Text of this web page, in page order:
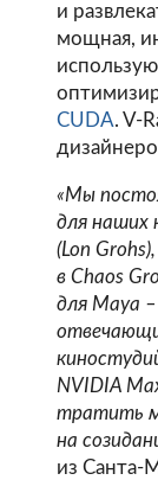
и
мощная,
CUDA. V-
«Мы
для наших
(Lon
в Chaos
для Maya
NVIDIA
тратить
на
из Санта-